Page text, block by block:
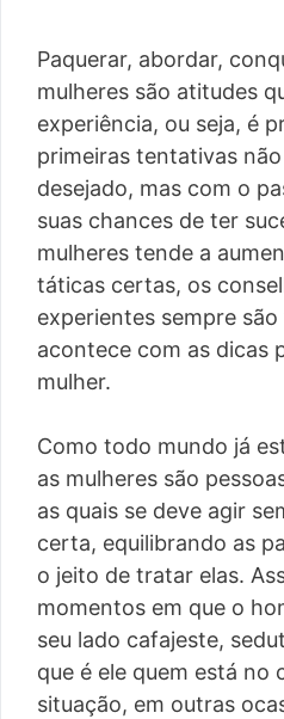
Paquerar, abordar,
mulheres são atitudes
experiência, ou seja, é
primeiras tentativas
desejado, mas com o
suas chances de ter
mulheres tende a
táticas certas, os
experientes sempre
acontece com as dicas
mulher.
Como todo mundo já
as mulheres são
as quais se deve agir
certa, equilibrando as
o jeito de tratar elas.
momentos em que o
seu lado cafajeste,
que é ele quem está no
situação, em outras